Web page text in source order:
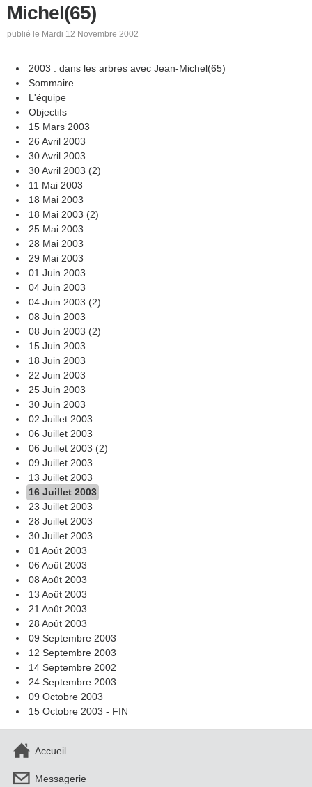
Michel(65)
publié le Mardi 12 Novembre 2002
2003 : dans les arbres avec Jean-Michel(65)
Sommaire
L'équipe
Objectifs
15 Mars 2003
26 Avril 2003
30 Avril 2003
30 Avril 2003 (2)
11 Mai 2003
18 Mai 2003
18 Mai 2003 (2)
25 Mai 2003
28 Mai 2003
29 Mai 2003
01 Juin 2003
04 Juin 2003
04 Juin 2003 (2)
08 Juin 2003
08 Juin 2003 (2)
15 Juin 2003
18 Juin 2003
22 Juin 2003
25 Juin 2003
30 Juin 2003
02 Juillet 2003
06 Juillet 2003
06 Juillet 2003 (2)
09 Juillet 2003
13 Juillet 2003
16 Juillet 2003
23 Juillet 2003
28 Juillet 2003
30 Juillet 2003
01 Août 2003
06 Août 2003
08 Août 2003
13 Août 2003
21 Août 2003
28 Août 2003
09 Septembre 2003
12 Septembre 2003
14 Septembre 2002
24 Septembre 2003
09 Octobre 2003
15 Octobre 2003 - FIN
Accueil
Messagerie